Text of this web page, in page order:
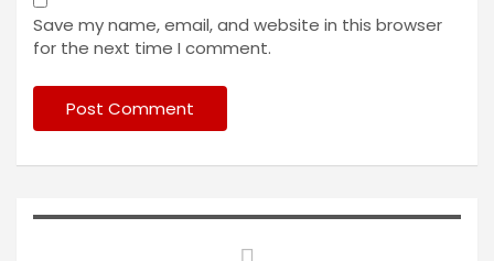
Save my name, email, and website in this browser
for the next time I comment.